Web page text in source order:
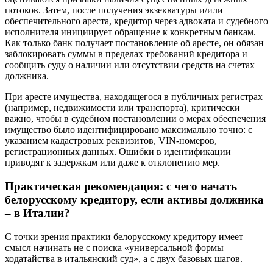
потоков. Затем, после получения экзекватуры и/или
обеспечительного ареста, кредитор через адвоката и судебного
исполнителя инициирует обращение к конкретным банкам.
Как только банк получает постановление об аресте, он обязан
заблокировать суммы в пределах требований кредитора и
сообщить суду о наличии или отсутствии средств на счетах
должника.
При аресте имущества, находящегося в публичных регистрах
(например, недвижимости или транспорта), критически
важно, чтобы в судебном постановлении о мерах обеспечения
имущество было идентифицировано максимально точно: с
указанием кадастровых реквизитов, VIN-номеров,
регистрационных данных. Ошибки в идентификации
приводят к задержкам или даже к отклонению мер.
Практическая рекомендация: с чего начать
белорусскому кредитору, если активы должника
– в Италии?
С точки зрения практики белорусскому кредитору имеет
смысл начинать не с поиска «универсальной формы
ходатайства в итальянский суд», а с двух базовых шагов.